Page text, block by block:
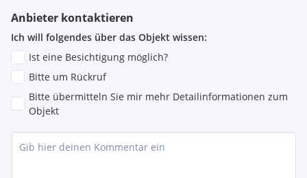
Anbieter kontaktieren
Ich will folgendes über das Objekt wissen:
Ist eine Besichtigung möglich?
Bitte um Rückruf
Bitte übermitteln Sie mir mehr Detailinformationen zum
Objekt